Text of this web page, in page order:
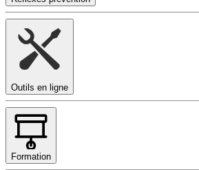
Outils en ligne
Formation